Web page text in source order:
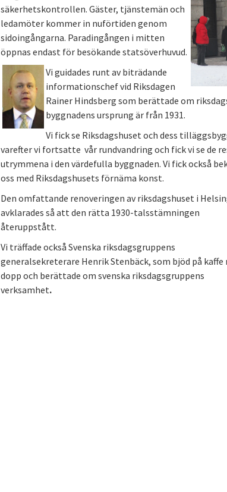
säkerhetskontrollen. Gäster, tjänstemän och
ledamöter kommer in nuförtiden genom
sidoingångarna. Paradingången i mitten
öppnas endast för besökande statsöverhuvud.
Vi guidades runt av biträdande
informationschef vid Riksdagen
Rainer Hindsberg som berättade om
byggnadens ursprung är från 1931.
Vi fick se Riksdagshuset och dess
varefter vi fortsatte vår rundvandring och fick vi se de
utrymmena i den värdefulla byggnaden. Vi fick också
oss med Riksdagshusets förnäma konst.
Den omfattande renoveringen av riksdagshuset i
avklarades så att den rätta 1930-talsstämningen
återuppstått.
Vi träffade också Svenska riksdagsgruppens
generalsekreterare Henrik Stenbäck, som bjöd på kaffe
dopp och berättade om svenska riksdagsgruppens
verksamhet.